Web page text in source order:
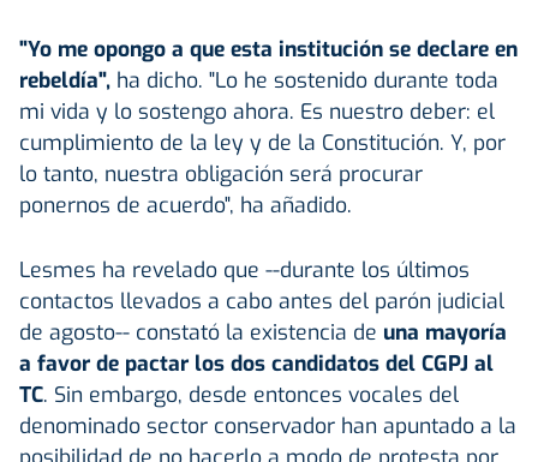
"Yo me opongo a que esta institución se declare en
rebeldía", ha dicho. "Lo he sostenido durante toda
mi vida y lo sostengo ahora. Es nuestro deber: el
cumplimiento de la ley y de la Constitución. Y, por
lo tanto, nuestra obligación será procurar
ponernos de acuerdo", ha añadido.
Lesmes ha revelado que --durante los últimos
contactos llevados a cabo antes del parón judicial
de agosto-- constató la existencia de una mayoría
a favor de pactar los dos candidatos del CGPJ al
TC. Sin embargo, desde entonces vocales del
denominado sector conservador han apuntado a la